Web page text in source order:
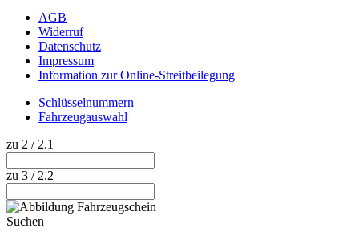
AGB
Widerruf
Datenschutz
Impressum
Information zur Online-Streitbeilegung
Schlüsselnummern
Fahrzeugauswahl
zu 2 / 2.1
zu 3 / 2.2
Suchen